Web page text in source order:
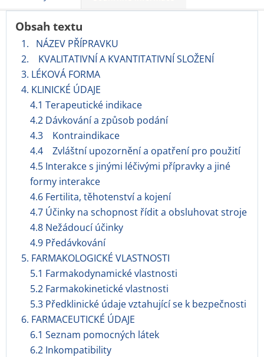
Obsah textu
1. NÁZEV PŘÍPRAVKU
2. KVALITATIVNÍ A KVANTITATIVNÍ SLOŽENÍ
3. LÉKOVÁ FORMA
4. KLINICKÉ ÚDAJE
4.1 Terapeutické indikace
4.2 Dávkování a způsob podání
4.3 Kontraindikace
4.4 Zvláštní upozornění a opatření pro použití
4.5 Interakce s jinými léčivými přípravky a jiné
formy interakce
4.6 Fertilita, těhotenství a kojení
4.7 Účinky na schopnost řídit a obsluhovat stroje
4.8 Nežádoucí účinky
4.9 Předávkování
5. FARMAKOLOGICKÉ VLASTNOSTI
5.1 Farmakodynamické vlastnosti
5.2 Farmakokinetické vlastnosti
5.3 Předklinické údaje vztahující se k bezpečnosti
6. FARMACEUTICKÉ ÚDAJE
6.1 Seznam pomocných látek
6.2 Inkompatibility